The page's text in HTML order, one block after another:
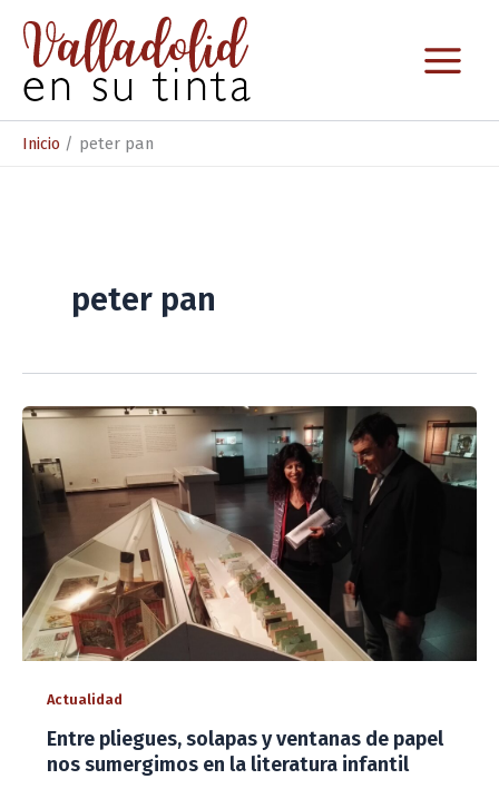
contenido
Inicio peter pan
peter pan
Actualidad
Entre pliegues, solapas y ventanas de papel
nos sumergimos en la literatura infantil